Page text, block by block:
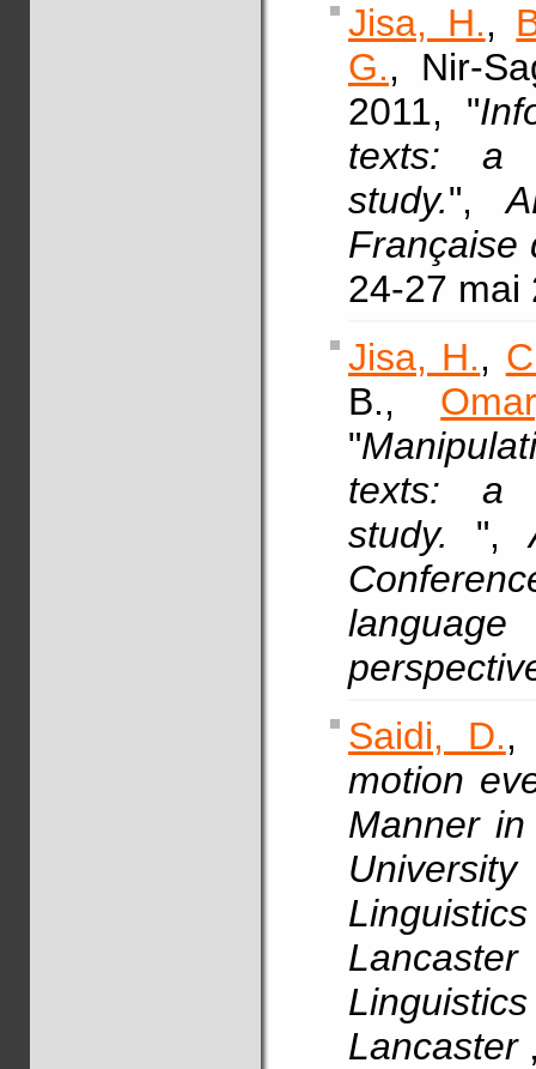
Jisa, H.,
G., Nir-
2011, "
texts: a
study.",
Française
24-27 mai
Jisa, H.,
B.,
"
texts: a
study. ",
Saidi, D.,
motion
Manner
Lancaster